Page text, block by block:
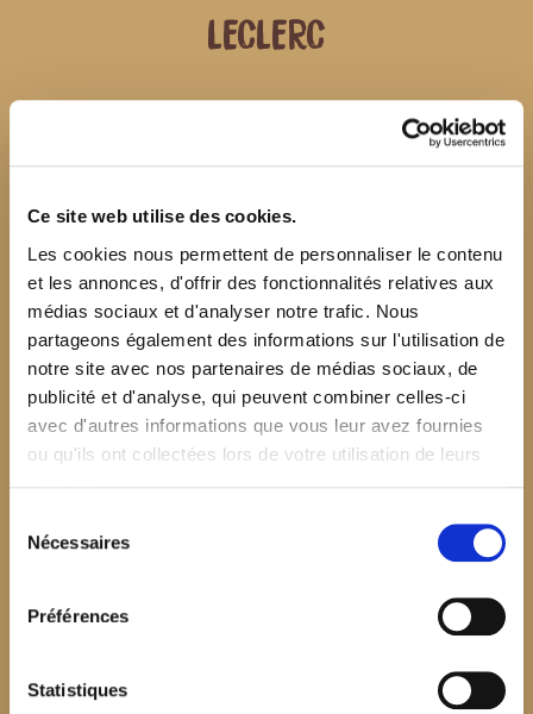
Ce site web utilise des cookies.
Les cookies nous permettent de personnaliser le contenu
et les annonces, d'offrir des fonctionnalités relatives aux
médias sociaux et d'analyser notre trafic. Nous
partageons également des informations sur l'utilisation de
notre site avec nos partenaires de médias sociaux, de
publicité et d'analyse, qui peuvent combiner celles-ci
avec d'autres informations que vous leur avez fournies
ou qu'ils ont collectées lors de votre utilisation de leurs
Nécessaires
Préférences
Statistiques
LECLERC